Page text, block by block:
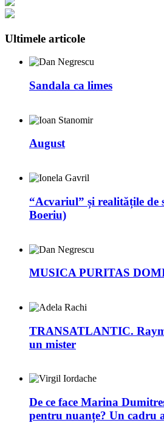
Ultimele articole
Sandala ca limes
August
“Acvariul” și realitățile de
Boeriu)
MUSICA PURITAS
TRANSATLANTIC.
un mister
De ce face Marina
pentru nuanțe? Un cadru